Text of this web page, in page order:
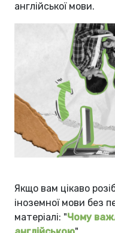
англійської мови.
Якщо вам цікаво
іноземної мови без
матеріалі: "Чому